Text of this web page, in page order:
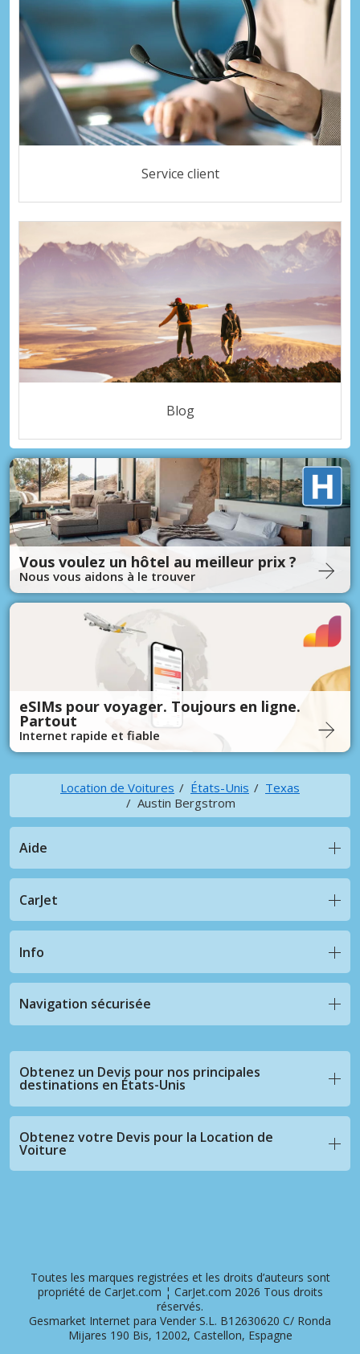
Service client
Blog
Vous voulez un hôtel au meilleur prix ?
Nous vous aidons à le trouver
eSIMs pour voyager. Toujours en ligne.
Partout
Internet rapide et fiable
Location de Voitures États-Unis
Texas
Austin Bergstrom
Aide
CarJet
Info
Navigation sécurisée
Obtenez un Devis pour nos principales
destinations en États-Unis
Obtenez votre Devis pour la Location de
Voiture
Toutes les marques registrées et les droits d’auteurs sont
propriété de CarJet.com ¦ CarJet.com 2026 Tous droits
réservés.
Gesmarket Internet para Vender S.L. B12630620 C/ Ronda
Mijares 190 Bis, 12002, Castellon, Espagne